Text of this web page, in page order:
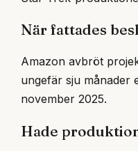
När fattades
Amazon avbröt
ungefär sju månader
november 2025.
Hade